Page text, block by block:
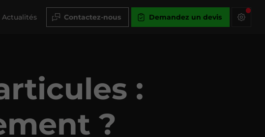
Actualités Contactez-nous Demandez un devis
:
?